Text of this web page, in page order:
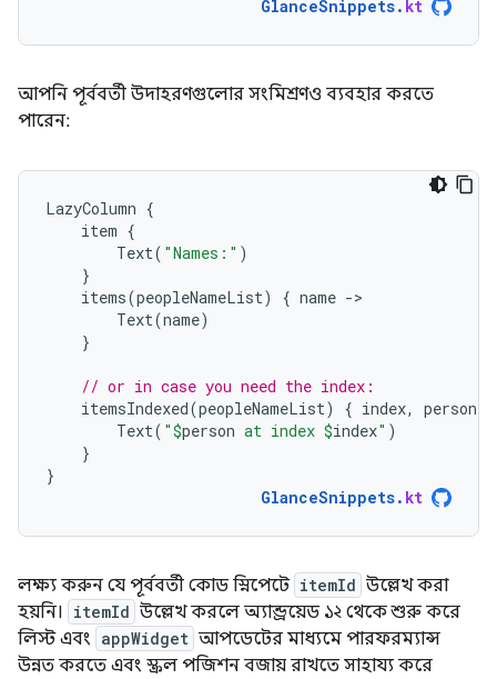
GlanceSnippets. kt
আপনি পূর্ববর্তী উদাহরণগুলোর সংমিশ্রণও ব্যবহার করতে
পারেন:
LazyColumn {
item {
Text( "Names:" )
}
items(peopleNameList) { name -
Text(name)
}
// or in case you need the index:
itemsIndexed(peopleNameList) { index, person
Text( "$person at index $index" )
}
}
GlanceSnippets. kt
লক্ষ্য করুন যে পূর্ববর্তী কোড স্নিপেটে itemId উল্লেখ করা
হয়নি।
itemId উল্লেখ করলে অ্যান্ড্রয়েড ১২ থেকে শুরু করে
লিস্ট এবং appWidget আপডেটের মাধ্যমে পারফরম্যান্স
উন্নত করতে এবং স্ক্রল পজিশন বজায় রাখতে সাহায্য করে